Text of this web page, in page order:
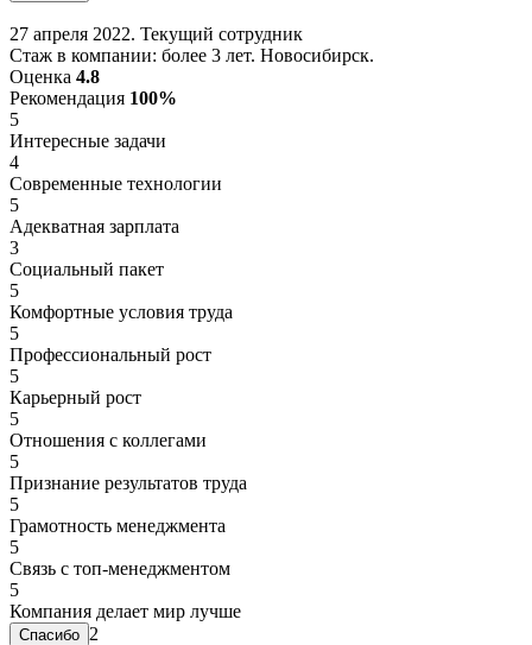
27 апреля 2022. Текущий сотрудник
Стаж в компании: более 3 лет. Новосибирск.
Оценка 4.8
Рекомендация 100%
5
Интересные задачи
4
Современные технологии
5
Адекватная зарплата
3
Социальный пакет
5
Комфортные условия труда
5
Профессиональный рост
5
Карьерный рост
5
Отношения с коллегами
5
Признание результатов труда
5
Грамотность менеджмента
5
Связь с топ-менеджментом
5
Компания делает мир лучше
2